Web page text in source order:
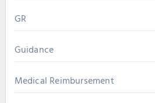
GR
Guidance
Medical Reimbursement